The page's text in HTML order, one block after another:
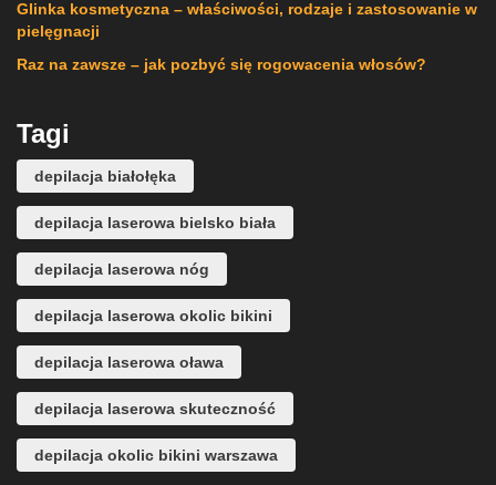
Glinka kosmetyczna – właściwości, rodzaje i zastosowanie w
pielęgnacji
Raz na zawsze – jak pozbyć się rogowacenia włosów?
Tagi
depilacja białołęka
depilacja laserowa bielsko biała
depilacja laserowa nóg
depilacja laserowa okolic bikini
depilacja laserowa oława
depilacja laserowa skuteczność
depilacja okolic bikini warszawa